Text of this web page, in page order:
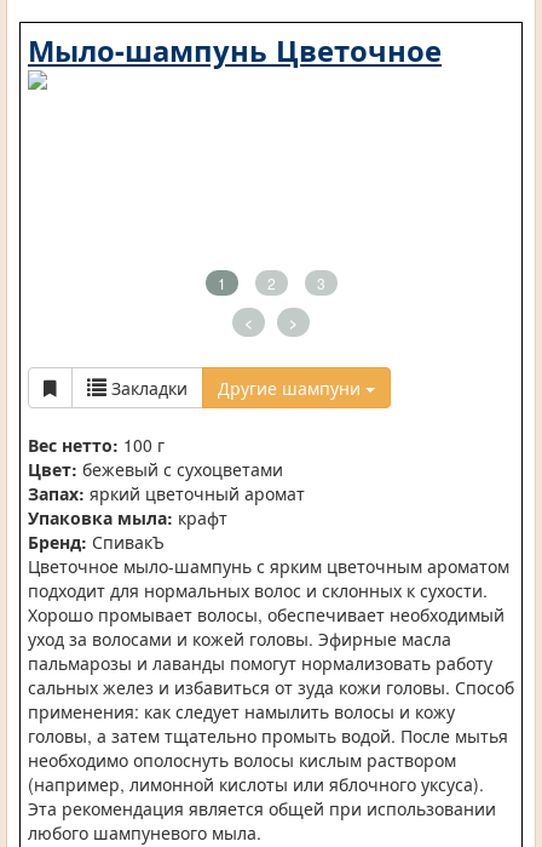
Мыло-шампунь Цветочное
1 2 3
< >
Закладки Другие шампуни
Вес нетто: 100 г
Цвет: бежевый с сухоцветами
Запах: яркий цветочный аромат
Упаковка мыла: крафт
Бренд: СпивакЪ
Цветочное мыло-шампунь с ярким цветочным ароматом
подходит для нормальных волос и склонных к сухости.
Хорошо промывает волосы, обеспечивает необходимый
уход за волосами и кожей головы. Эфирные масла
пальмарозы и лаванды помогут нормализовать работу
сальных желез и избавиться от зуда кожи головы. Способ
применения: как следует намылить волосы и кожу
головы, а затем тщательно промыть водой. После мытья
необходимо ополоснуть волосы кислым раствором
(например, лимонной кислоты или яблочного уксуса).
Эта рекомендация является общей при использовании
любого шампуневого мыла.